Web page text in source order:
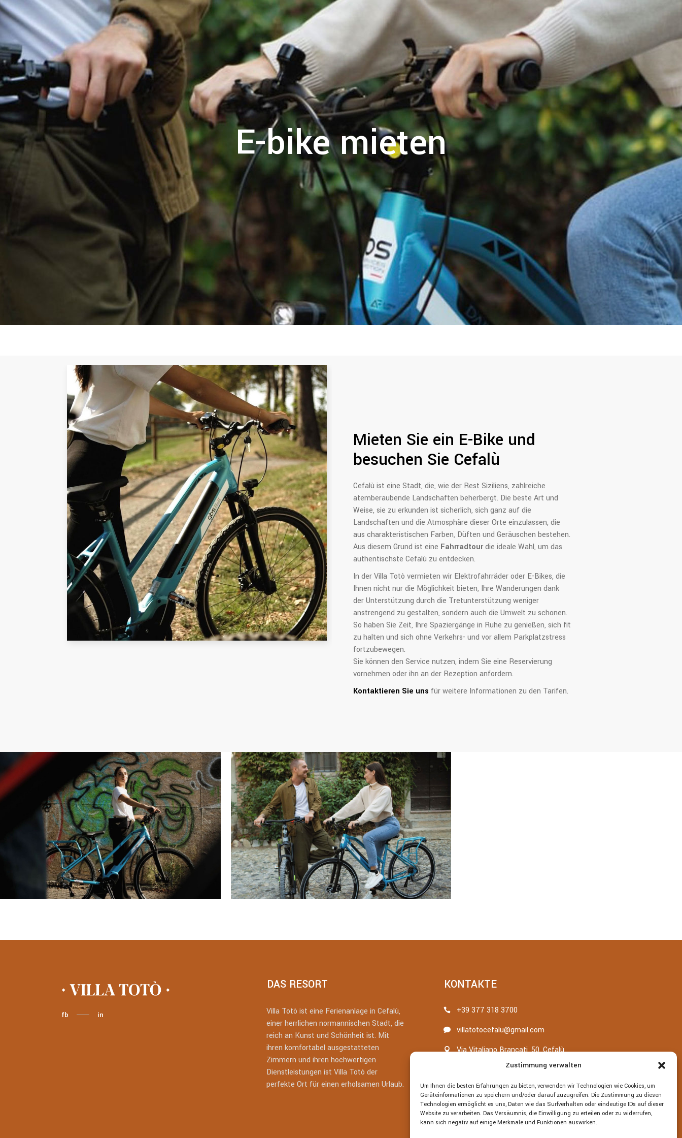
Zustimmung verwalten
Um Ihnen die besten Erfahrungen zu bieten, verwenden wir Technologien wie Cookies, um
Geräteinformationen zu speichern und/oder darauf zuzugreifen. Die Zustimmung zu diesen
Technologien ermöglicht es uns, Daten wie das Surfverhalten oder eindeutige IDs auf dieser
Website zu verarbeiten. Das Versäumnis, die Einwilligung zu erteilen oder zu widerrufen,
kann sich negativ auf einige Merkmale und Funktionen auswirken.
E-bike mieten
Mieten Sie ein E-Bike und
besuchen Sie Cefalù
Cefalù ist eine Stadt, die, wie der Rest Siziliens, zahlreiche
atemberaubende Landschaften beherbergt. Die beste Art und
Weise, sie zu erkunden ist sicherlich, sich ganz auf die
Landschaften und die Atmosphäre dieser Orte einzulassen, die
aus charakteristischen Farben, Düften und Geräuschen bestehen.
Aus diesem Grund ist eine Fahrradtourdie ideale Wahl, um das
authentischste Cefalù zu entdecken.
In der Villa Totò vermieten wir Elektrofahrräder oder E-Bikes, die
Ihnen nicht nur die Möglichkeit bieten, Ihre Wanderungen dank
der Unterstützung durch die Tretunterstützung weniger
anstrengend zu gestalten, sondern auch die Umwelt zu schonen.
So haben Sie Zeit, Ihre Spaziergänge in Ruhe zu genießen, sich fit
zu halten und sich ohne Verkehrs- und vor allem Parkplatzstress
fortzubewegen.
Sie können den Service nutzen, indem Sie eine Reservierung
vornehmen oder ihn an der Rezeption anfordern.
Kontaktieren Sie uns für weitere Informationen zu den Tarifen.
fb in
DAS RESORT
Villa Totò ist eine Ferienanlage in Cefalù,
einer herrlichen normannischen Stadt, die
reich an Kunst und Schönheit ist. Mit
ihren komfortabel ausgestatteten
Zimmern und ihren hochwertigen
Dienstleistungen ist Villa Totò der
perfekte Ort für einen erholsamen Urlaub.
KONTAKTE
+39 377 318 3700
villatotocefalu@gmail.com
Via Vitaliano Brancati, 50, Cefalù